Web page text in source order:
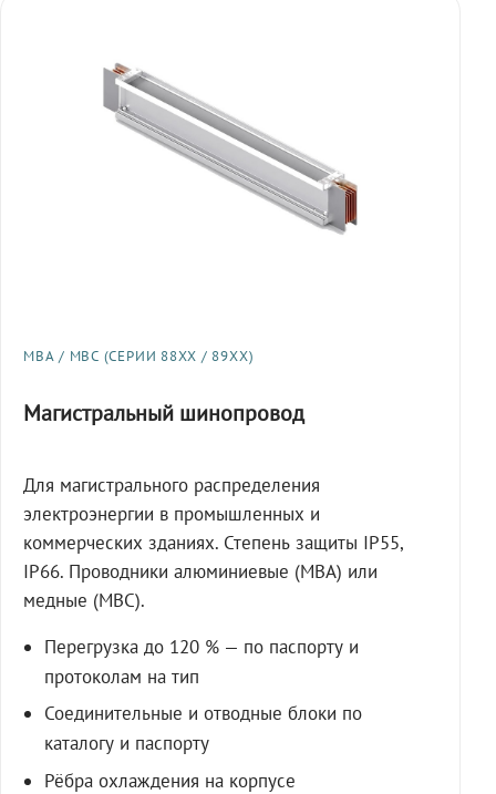
МВА / МВС (СЕРИИ 88XX / 89XX)
Магистральный шинопровод
Для магистрального распределения
электроэнергии в промышленных и
коммерческих зданиях. Степень защиты IP55,
IP66. Проводники алюминиевые (МВА) или
медные (МВС).
Перегрузка до 120 % — по паспорту и
протоколам на тип
Соединительные и отводные блоки по
каталогу и паспорту
Рёбра охлаждения на корпусе